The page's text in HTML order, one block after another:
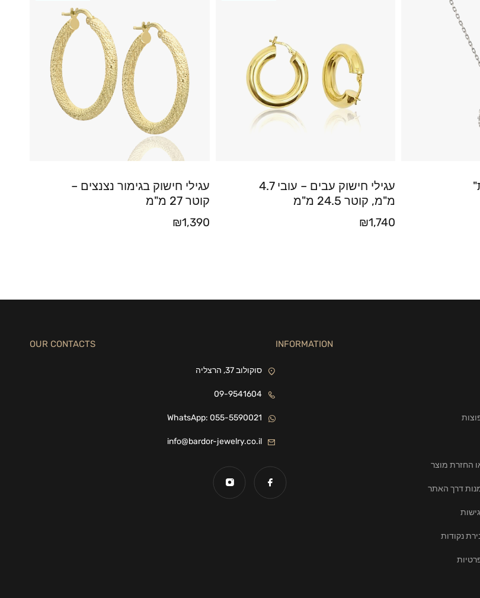
עגילי חישוק עבים – עובי 4.7
מ"מ, קוטר 24.5 מ"מ
₪1,740
עגילי חישוק בגימור נצנצים –
קוטר 27 מ"מ
₪1,390
INFORMATION
החזרת מוצר
דרך האתר
נקודות
OUR CONTACTS
סוקולוב 37, הרצליה
09-9541604
WhatsApp: 055-5590021
info@bardor-jewelry.co.il